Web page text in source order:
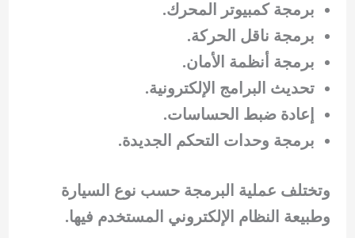
برمجة كمبيوتر المحرك.
برمجة ناقل الحركة.
برمجة أنظمة الأمان.
تحديث البرامج الإلكترونية.
إعادة ضبط الحساسات.
برمجة وحدات التحكم الجديدة.
وتختلف عملية البرمجة حسب نوع السيارة
وطبيعة النظام الإلكتروني المستخدم فيها.